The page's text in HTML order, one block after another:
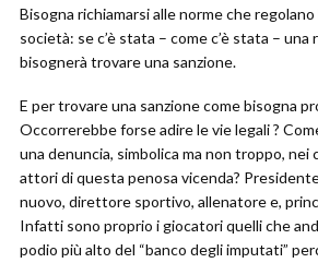
Bisogna richiamarsi alle norme che
società: se c’è stata – come c’è stata –
bisognerà trovare una sanzione.
E per trovare una sanzione come bisogna
Occorrerebbe forse adire le vie legali ?
una denuncia, simbolica ma non troppo,
attori di questa penosa vicenda?
nuovo, direttore sportivo, allenatore e,
Infatti sono proprio i giocatori quelli che
podio più alto del “banco degli imputati”